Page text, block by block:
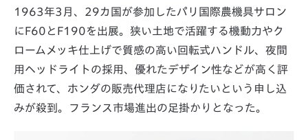
1963年3月、29カ国が参加したパリ国際農機具サロン
にF60とF190を出展。狭い土地で活躍する機動力やク
ロームメッキ仕上げで質感の高い回転式ハンドル、夜間
用ヘッドライトの採用、優れたデザイン性などが高く評
価されて、ホンダの販売代理店になりたいという申し込
みが殺到。フランス市場進出の足掛かりとなった。